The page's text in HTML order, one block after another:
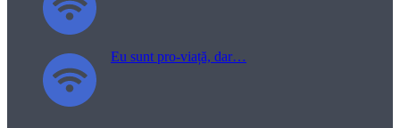
Eu sunt pro-viață, dar…